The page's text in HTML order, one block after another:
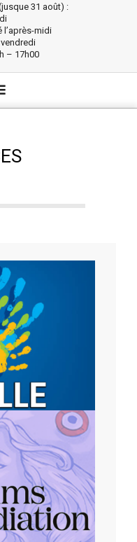
31 août) :
l’après-midi
– 17h00